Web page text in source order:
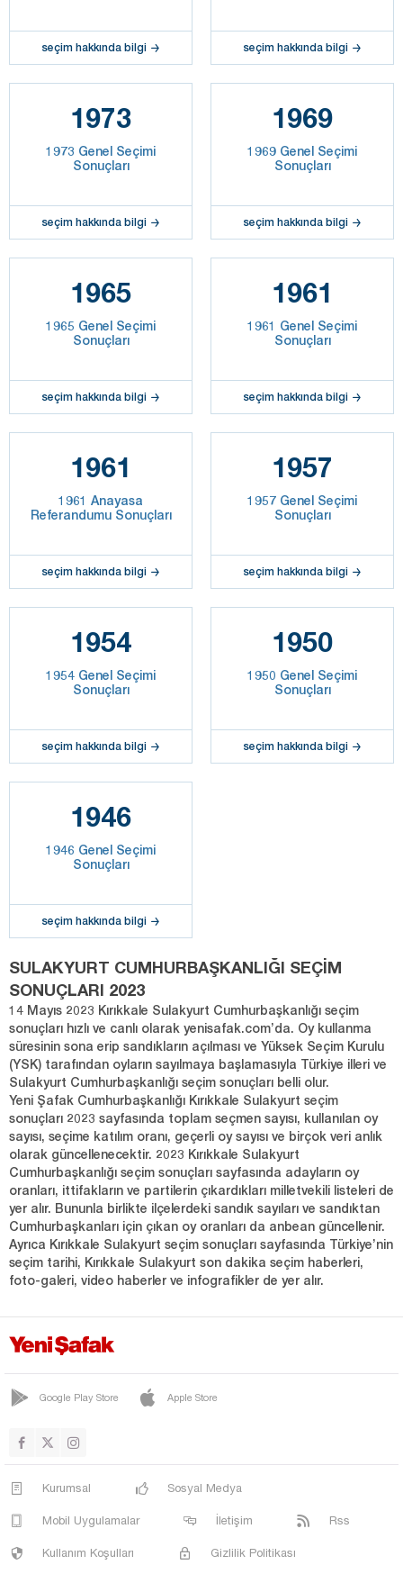
seçim hakkında bilgi seçim hakkında bilgi
1973
1973 Genel Seçimi
Sonuçları
seçim hakkında bilgi
1969
1969 Genel Seçimi
Sonuçları
seçim hakkında bilgi
1965
1965 Genel Seçimi
Sonuçları
seçim hakkında bilgi
1961
1961 Genel Seçimi
Sonuçları
seçim hakkında bilgi
1961
1961 Anayasa
Referandumu Sonuçları
seçim hakkında bilgi
1957
1957 Genel Seçimi
Sonuçları
seçim hakkında bilgi
1954
1954 Genel Seçimi
Sonuçları
seçim hakkında bilgi
1950
1950 Genel Seçimi
Sonuçları
seçim hakkında bilgi
1946
1946 Genel Seçimi
Sonuçları
seçim hakkında bilgi
SULAKYURT CUMHURBAŞKANLIĞI SEÇİM
SONUÇLARI 2023
14 Mayıs 2023 Kırıkkale Sulakyurt Cumhurbaşkanlığı seçim
sonuçları hızlı ve canlı olarak yenisafak.com’da. Oy kullanma
süresinin sona erip sandıkların açılması ve Yüksek Seçim Kurulu
(YSK) tarafından oyların sayılmaya başlamasıyla Türkiye illeri ve
Sulakyurt Cumhurbaşkanlığı seçim sonuçları belli olur.
Yeni Şafak Cumhurbaşkanlığı Kırıkkale Sulakyurt seçim
sonuçları 2023 sayfasında toplam seçmen sayısı, kullanılan oy
sayısı, seçime katılım oranı, geçerli oy sayısı ve birçok veri anlık
olarak güncellenecektir. 2023 Kırıkkale Sulakyurt
Cumhurbaşkanlığı seçim sonuçları sayfasında adayların oy
oranları, ittifakların ve partilerin çıkardıkları milletvekili listeleri de
yer alır. Bununla birlikte ilçelerdeki sandık sayıları ve sandıktan
Cumhurbaşkanları için çıkan oy oranları da anbean güncellenir.
Ayrıca Kırıkkale Sulakyurt seçim sonuçları sayfasında Türkiye’nin
seçim tarihi, Kırıkkale Sulakyurt son dakika seçim haberleri,
foto-galeri, video haberler ve infografikler de yer alır.
Google Play Store Apple Store
Kurumsal Sosyal Medya
Mobil Uygulamalar İletişim Rss
Kullanım Koşulları Gizlilik Politikası